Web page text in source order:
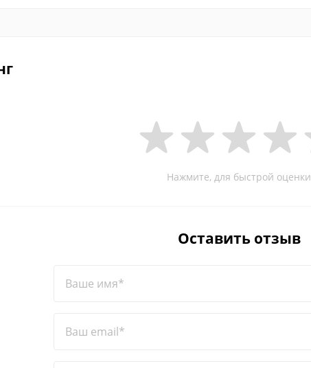
Нажмите, для быстрой оценки
Оставить отзыв
Ваше имя*
Ваш email*